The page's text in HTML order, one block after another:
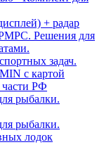
+ радар
Решения для
задач.
с картой
части РФ
рыбалки.
рыбалки.
лодок